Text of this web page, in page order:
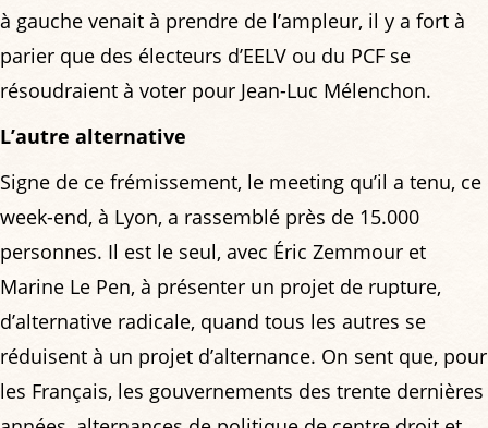
à gauche venait à prendre de l’ampleur, il y a fort à
parier que des électeurs d’EELV ou du PCF se
résoudraient à voter pour Jean-Luc Mélenchon.
L’autre alternative
Signe de ce frémissement, le meeting qu’il a tenu, ce
week-end, à Lyon, a rassemblé près de 15.000
personnes. Il est le seul, avec Éric Zemmour et
Marine Le Pen, à présenter un projet de rupture,
d’alternative radicale, quand tous les autres se
réduisent à un projet d’alternance. On sent que, pour
les Français, les gouvernements des trente dernières